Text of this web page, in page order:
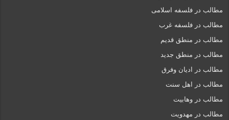
مطالب در فلسفه اسلامی
مطالب در فلسفه غرب
مطالب در منطق قدیم
مطالب در منطق جدید
مطالب در ادیان وفرق
مطالب در اهل سنت
مطالب در وهابیت
مطالب در مهدویت